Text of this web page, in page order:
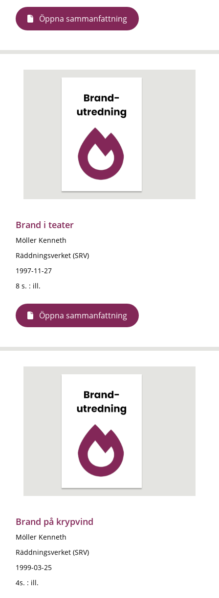
Öppna sammanfattning
Brand i teater
Möller Kenneth
Räddningsverket (SRV)
1997-11-27
8 s. : ill.
Öppna sammanfattning
Brand på krypvind
Möller Kenneth
Räddningsverket (SRV)
1999-03-25
4s. : ill.